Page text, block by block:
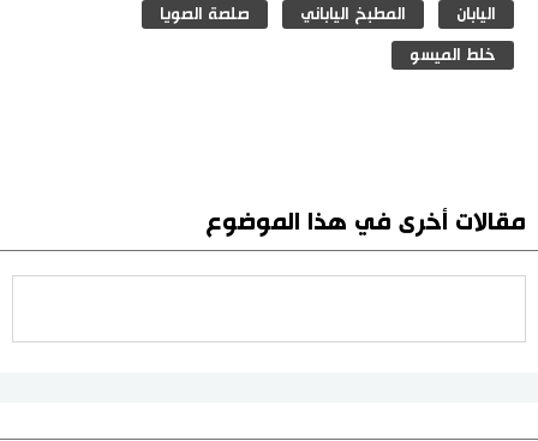
اليابان المطبخ الياباني صلصة الصويا
خلط الميسو
مقالات أخرى في هذا الموضوع